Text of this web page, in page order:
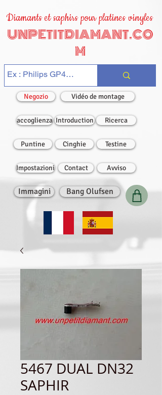
Diamants et saphirs pour platines vinyles
UNPETITDIAMANT.CO
M
Negozio Vidéo de montage
accoglienza Introduction Ricerca
Puntine Cinghie Testine
Impostazioni Contact Avviso
Immagini Bang Olufsen
5467 DUAL DN32
SAPHIR